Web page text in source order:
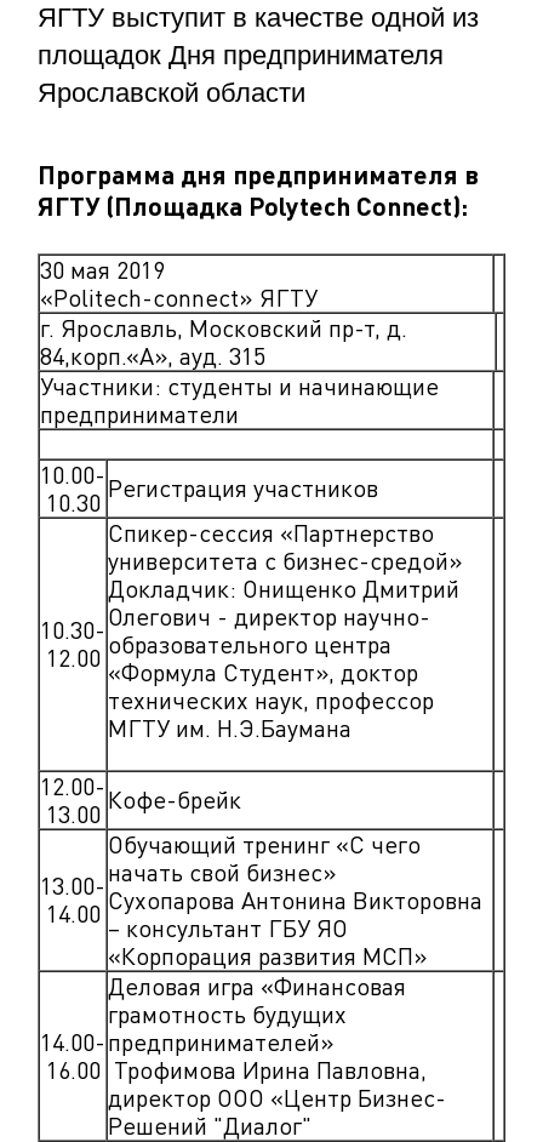
ЯГТУ выступит в качестве одной из
площадок Дня предпринимателя
Ярославской области
Программа дня предпринимателя в
ЯГТУ (Площадка Polytech Connect):
30 мая 2019
«Politech-connect» ЯГТУ
г. Ярославль, Московский пр-т, д.
84,корп.«А», ауд. 315
Участники: студенты и начинающие
предприниматели
10.00-
10.30 Регистрация участников
10.30-
12.00
Спикер-сессия «Партнерство
университета с бизнес-средой»
Докладчик: Онищенко Дмитрий
Олегович - директор научно-
образовательного центра
«Формула Студент», доктор
технических наук, профессор
МГТУ им. Н.Э.Баумана
12.00-
13.00 Кофе-брейк
13.00-
14.00
Обучающий тренинг «С чего
начать свой бизнес»
Сухопарова Антонина Викторовна
– консультант ГБУ ЯО
«Корпорация развития МСП»
14.00-
16.00
Деловая игра «Финансовая
грамотность будущих
предпринимателей»
Трофимова Ирина Павловна,
директор ООО «Центр Бизнес-
Решений "Диалог"